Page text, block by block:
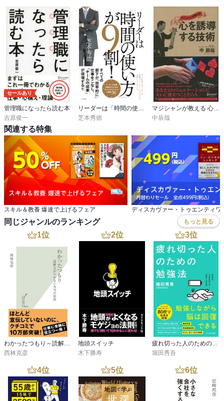
セールあり
管理職になったら読む本
吉原俊一
リーダーは「時間の使い方」が９割！
芝本秀徳
マジシャンが教える 心を誘導する技術
中辰哉
関連する特集
スキル＆教養 爆速で上げるフェア
同じジャンルのランキング もっと見る
1位
西林克彦
2位
地頭スイッチ
木下勝寿
3位
堀田秀吾
4位 5位 6位